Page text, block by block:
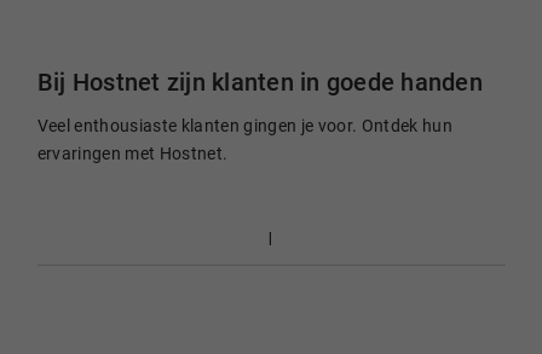
Bij Hostnet zijn klanten in goede handen
Veel enthousiaste klanten gingen je voor. Ontdek hun
ervaringen met Hostnet.